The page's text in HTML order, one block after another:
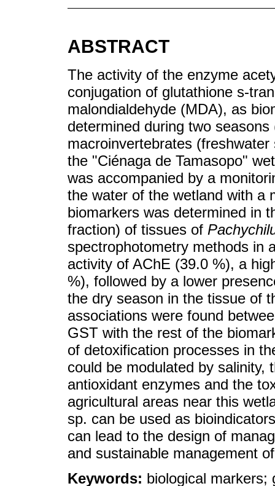
ABSTRACT
The activity of the enzyme
conjugation of glutathione s-
malondialdehyde (MDA), as
determined during two
macroinvertebrates
the "Ciénaga de Tamasopo"
was accompanied by a
the water of the wetland with a
biomarkers was determined in
fraction) of tissues of
spectrophotometry methods in
activity of AChE (39.0 %), a
%), followed by a lower
the dry season in the tissue of
associations were found
GST with the rest of the
of detoxification processes in
could be modulated by salinity,
antioxidant enzymes and the
agricultural areas near this
sp. can be used as
can lead to the design of
and sustainable management
Keywords: biological markers;